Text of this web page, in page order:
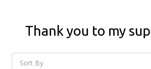
Thank you to my
Sort By